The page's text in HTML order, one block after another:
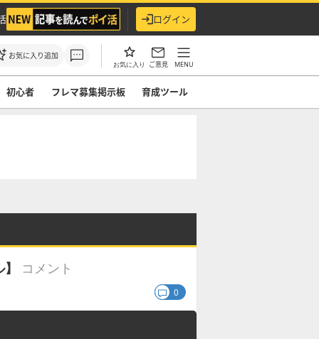
ログイン
お気に入り追加
お気に入り ご意見 MENU
初心者 フレマ募集掲示板 育成ツール
コメント
0